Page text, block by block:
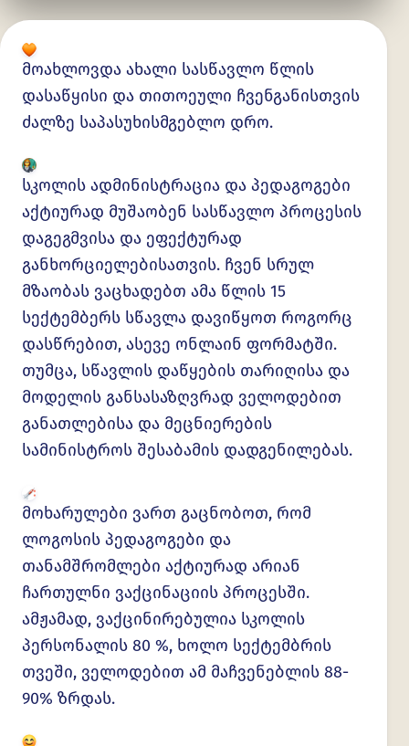
მოახლოვდა ახალი სასწავლო წლის
დასაწყისი და თითოეული ჩვენგანისთვის
ძალზე საპასუხისმგებლო დრო.
სკოლის ადმინისტრაცია და პედაგოგები
აქტიურად მუშაობენ სასწავლო პროცესის
დაგეგმვისა და ეფექტურად
განხორციელებისათვის. ჩვენ სრულ
მზაობას ვაცხადებთ ამა წლის 15
სექტემბერს სწავლა დავიწყოთ როგორც
დასწრებით, ასევე ონლაინ ფორმატში.
თუმცა, სწავლის დაწყების თარიღისა და
მოდელის განსასაზღვრად ველოდებით
განათლებისა და მეცნიერების
სამინისტროს შესაბამის დადგენილებას.
მოხარულები ვართ გაცნობოთ, რომ
ლოგოსის პედაგოგები და
თანამშრომლები აქტიურად არიან
ჩართულნი ვაქცინაციის პროცესში.
ამჟამად, ვაქცინირებულია სკოლის
პერსონალის 80 %, ხოლო სექტემბრის
თვეში, ველოდებით ამ მაჩვენებლის 88-
90% ზრდას.